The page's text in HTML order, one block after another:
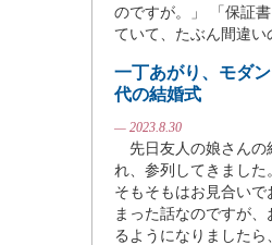
のですが。」 「保証
ていて、たぶん間違い
一丁あがり、モダ
代の結婚式
— 2023.8.30
先日友人の娘さんの
れ、参列してきました
そもそもはお見合いで
まった話なのですが
るようになりましたら